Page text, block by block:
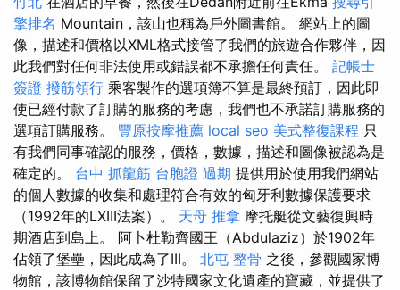
擎排名 Mountain，該山也稱為戶外圖書館。 網站上的圖
像，描述和價格以XML格式接管了我們的旅遊合作夥伴，因
此我們對任何非法使用或錯誤都不承擔任何責任。 記帳士
簽證 撥筋領行 乘客製作的選項簿不算是最終預訂，因此即
使已經付款了訂購的服務的考慮，我們也不承諾訂購服務的
選項訂購服務。 豐原按摩推薦 local seo 美式整復課程 只
有我們同事確認的服務，價格，數據，描述和圖像被認為是
確定的。 台中 抓龍筋 台胞證 過期 提供用於使用我們網站
的個人數據的收集和處理符合有效的匈牙利數據保護要求
（1992年的LXIII法案）。 天母 推拿 摩托艇從文藝復興時
期酒店到島上。 阿卜杜勒齊國王（Abdulaziz）於1902年
佔領了堡壘，因此成為了III。 北屯 整骨 之後，參觀國家博
物館，該博物館保留了沙特國家文化遺產的寶藏，並提供了